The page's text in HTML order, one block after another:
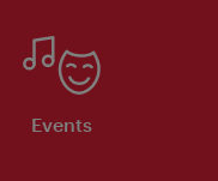
Events